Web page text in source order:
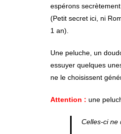
espérons
(Petit secret ici, ni
1 an).
Une peluche, un
essuyer quelques
ne le choisissent
Attention : une
Celles-ci ne